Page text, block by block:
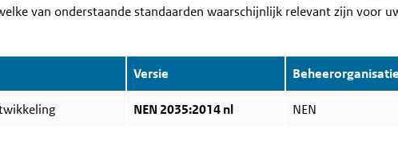
van onderstaande standaarden waarschijnlijk relevant zijn voor
Versie Beheerorganisatie
NEN 2035:2014 nl NEN